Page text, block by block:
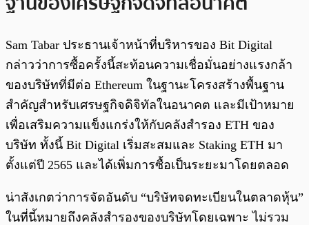
Sam Tabar ประธานเจ้าหน้าที่บริหารของ Bit Digital
กล่าวว่าการซื้อครั้งนี้สะท้อนความเชื่อมั่นอย่างแรงกล้า
ของบริษัทที่มีต่อ Ethereum ในฐานะโครงสร้างพื้นฐาน
สำคัญสำหรับเศรษฐกิจดิจิทัลในอนาคต และมีเป้าหมาย
เพื่อเสริมความแข็งแกร่งให้กับคลังสำรอง ETH ของ
บริษัท ทั้งนี้ Bit Digital เริ่มสะสมและ Staking ETH มา
ตั้งแต่ปี 2565 และได้เพิ่มการซื้อเป็นระยะมาโดยตลอด
น่าสังเกตว่าการจัดอันดับ “บริษัทจดทะเบียนในตลาดหุ้น”
ในที่นี้หมายถึงคลังสำรองของบริษัทโดยเฉพาะ ไม่รวม